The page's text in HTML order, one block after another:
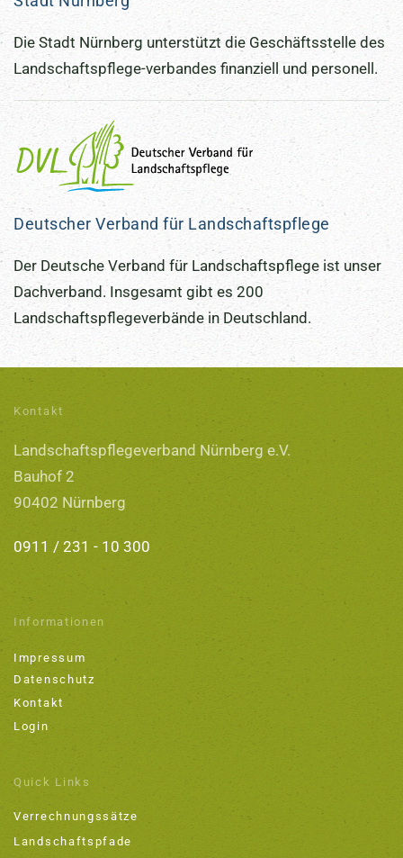
Die Stadt Nürnberg unterstützt die Geschäftsstelle des
Landschaftspflege-verbandes finanziell und personell.
Deutscher Verband für Landschaftspflege
Der Deutsche Verband für Landschaftspflege ist unser
Dachverband. Insgesamt gibt es 200
Landschaftspflegeverbände in Deutschland.
Kontakt
Landschaftspflegeverband Nürnberg e.V.
Bauhof 2
90402 Nürnberg
0911 / 231 - 10 300
Informationen
Impressum
Datenschutz
Kontakt
Login
Quick Links
Verrechnungssätze
Landschaftspfade